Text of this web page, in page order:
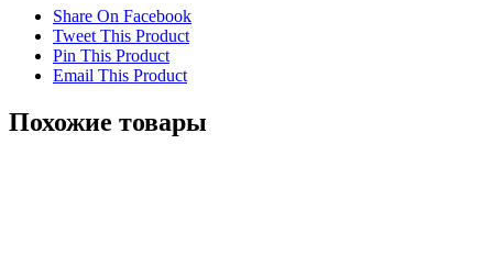
Share On Facebook
Tweet This Product
Pin This Product
Email This Product
Похожие товары